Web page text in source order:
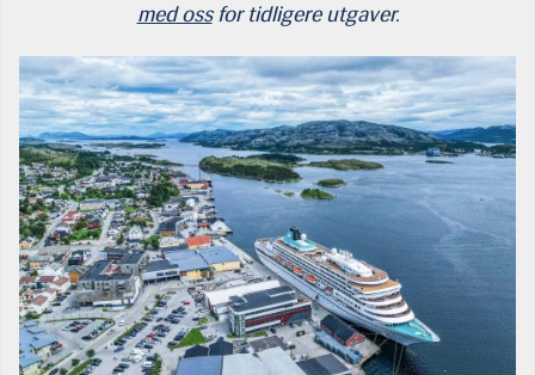
med ossfor tidligere utgaver.